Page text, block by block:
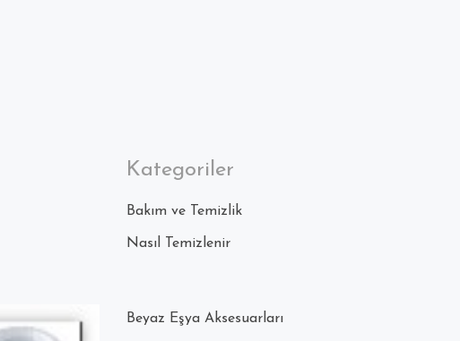
Kategoriler
Bakım ve Temizlik
Nasıl Temizlenir
Beyaz Eşya Aksesuarları